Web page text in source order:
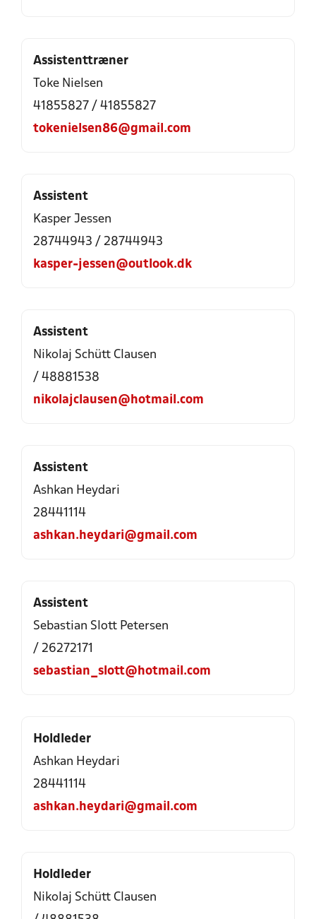
Assistenttræner
Toke Nielsen
41855827 / 41855827
tokenielsen86@gmail.com
Assistent
Kasper Jessen
28744943 / 28744943
kasper-jessen@outlook.dk
Assistent
Nikolaj Schütt Clausen
/ 48881538
nikolajclausen@hotmail.com
Assistent
Ashkan Heydari
28441114
ashkan.heydari@gmail.com
Assistent
Sebastian Slott Petersen
/ 26272171
sebastian_slott@hotmail.com
Holdleder
Ashkan Heydari
28441114
ashkan.heydari@gmail.com
Holdleder
Nikolaj Schütt Clausen